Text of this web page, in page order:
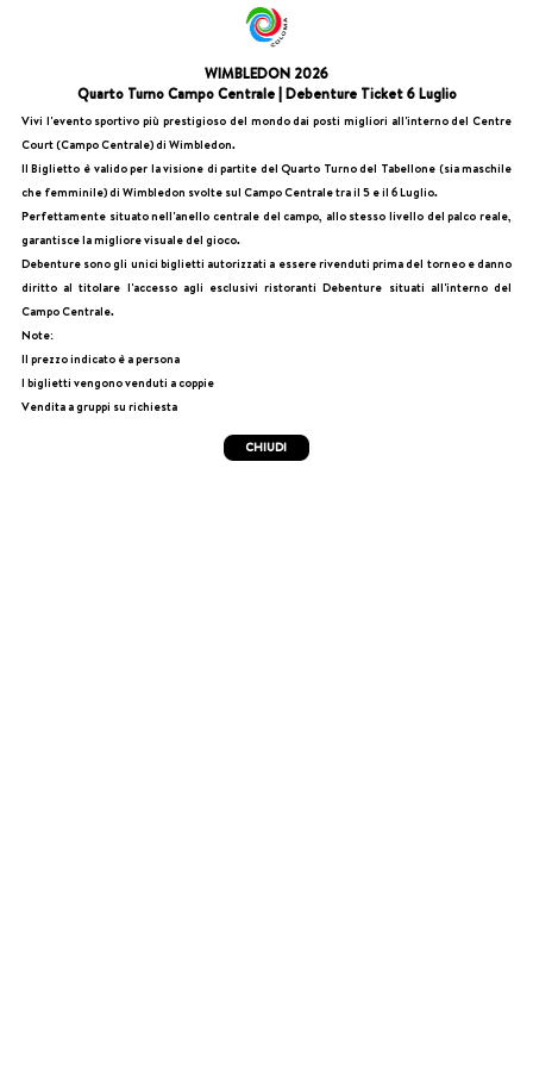
WIMBLEDON 2026
Quarto Turno Campo Centrale | Debenture Ticket 6 Luglio
Vivi l'evento sportivo più prestigioso del mondo dai posti migliori all'interno del Centre
Court (Campo Centrale) di Wimbledon.
Il Biglietto è valido per la visione di partite del Quarto Turno del Tabellone (sia maschile
che femminile) di Wimbledon svolte sul Campo Centrale tra il 5 e il 6 Luglio.
Perfettamente situato nell'anello centrale del campo, allo stesso livello del palco reale,
garantisce la migliore visuale del gioco.
Debenture sono gli unici biglietti autorizzati a essere rivenduti prima del torneo e danno
diritto al titolare l'accesso agli esclusivi ristoranti Debenture situati all'interno del
Campo Centrale.
Note:
Il prezzo indicato è a persona
I biglietti vengono venduti a coppie
Vendita a gruppi su richiesta
CHIUDI